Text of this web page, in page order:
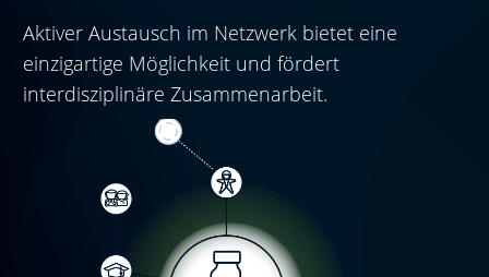
Aktiver Austausch im Netzwerk bietet eine
einzigartige Möglichkeit und fördert
interdisziplinäre Zusammenarbeit.